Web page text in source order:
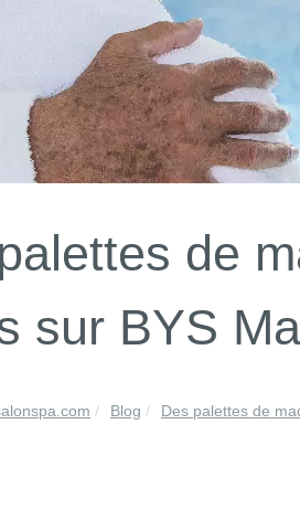
de
sur BYS
Blog Des palettes de